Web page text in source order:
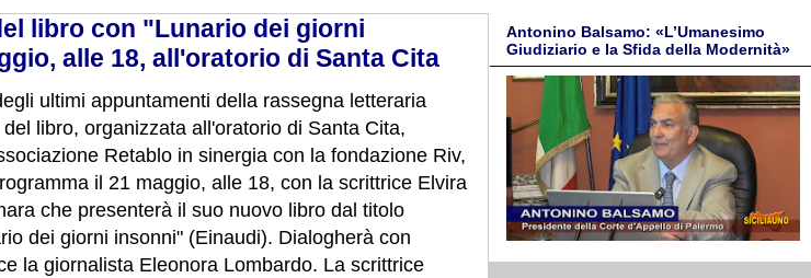
libro con "Lunario dei giorni
alle 18, all'oratorio di Santa Cita
ultimi appuntamenti della rassegna letteraria
libro, organizzata all'oratorio di Santa Cita,
Retablo in sinergia con la fondazione Riv,
il 21 maggio, alle 18, con la scrittrice Elvira
che presenterà il suo nuovo libro dal titolo
dei giorni insonni" (Einaudi). Dialogherà con
la giornalista Eleonora Lombardo. La scrittrice
Antonino Balsamo: «L’Umanesimo
Giudiziario e la Sfida della Modernità»